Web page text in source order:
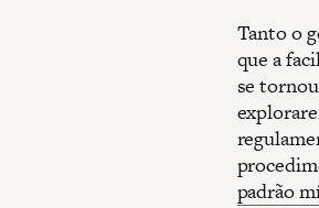
Tanto o
que a
se
padrão